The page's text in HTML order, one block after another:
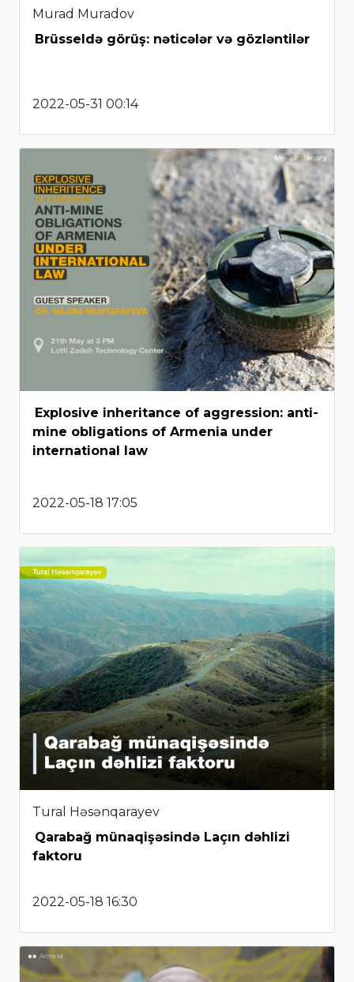
Murad Muradov
Brüsseldə görüş: nəticələr və gözləntilər
2022-05-31 00:14
Explosive inheritance of aggression: anti-
mine obligations of Armenia under
international law
2022-05-18 17:05
Tural Həsənqarayev
Qarabağ münaqişəsində Laçın dəhlizi
faktoru
2022-05-18 16:30